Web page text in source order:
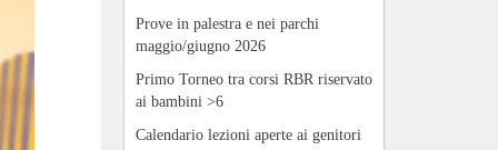
Prove in palestra e nei parchi
maggio/giugno 2026
Primo Torneo tra corsi RBR riservato
ai bambini >6
Calendario lezioni aperte ai genitori